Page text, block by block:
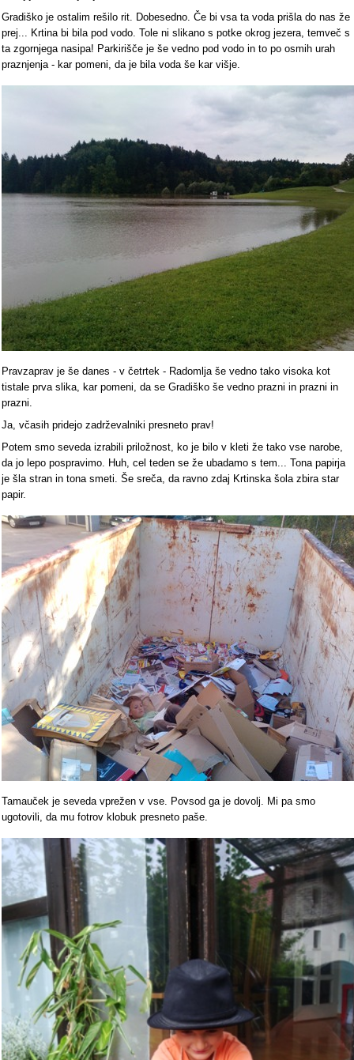
Gradiško je ostalim rešilo rit. Dobesedno. Če bi vsa ta voda prišla do nas že
prej... Krtina bi bila pod vodo. Tole ni slikano s potke okrog jezera, temveč s
ta zgornjega nasipa! Parkirišče je še vedno pod vodo in to po osmih urah
praznjenja - kar pomeni, da je bila voda še kar višje.
Pravzaprav je še danes - v četrtek - Radomlja še vedno tako visoka kot
tistale prva slika, kar pomeni, da se Gradiško še vedno prazni in prazni in
prazni.
Ja, včasih pridejo zadrževalniki presneto prav!
Potem smo seveda izrabili priložnost, ko je bilo v kleti že tako vse narobe,
da jo lepo pospravimo. Huh, cel teden se že ubadamo s tem... Tona papirja
je šla stran in tona smeti. Še sreča, da ravno zdaj Krtinska šola zbira star
papir.
Tamauček je seveda vprežen v vse. Povsod ga je dovolj. Mi pa smo
ugotovili, da mu fotrov klobuk presneto paše.